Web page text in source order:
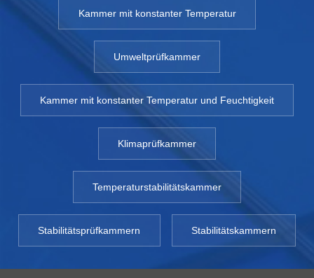
Kammer mit konstanter Temperatur
Umweltprüfkammer
Kammer mit konstanter Temperatur und Feuchtigkeit
Klimaprüfkammer
Temperaturstabilitätskammer
Stabilitätsprüfkammern Stabilitätskammern